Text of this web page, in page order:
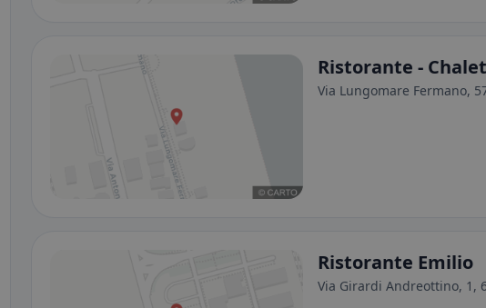
Ristorante -
Via Lungomare Fermano,
Ristorante Emilio
Via Girardi Andreottino, 1,